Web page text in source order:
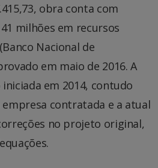
obra conta com
milhões em recursos
Nacional de
em maio de 2016. A
em 2014, contudo
empresa contratada e a atual
no projeto original,